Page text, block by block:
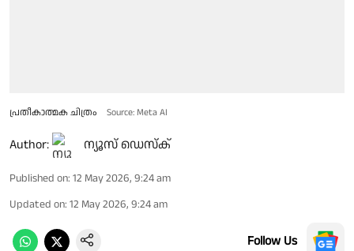
പ്രതീകാത്മക ചിത്രം Source: Meta AI
Author: ന്യൂസ് ഡെസ്ക്
Published on: 12 May 2026, 9:24 am
Updated on: 12 May 2026, 9:24 am
Follow Us